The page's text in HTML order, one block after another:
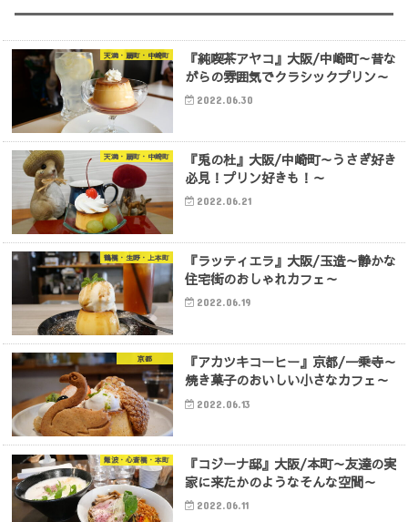
天満・扇町・中崎町
『純喫茶アヤコ』大阪/中崎町～昔な
がらの雰囲気でクラシックプリン～
2022.06.30
天満・扇町・中崎町
『兎の杜』大阪/中崎町～うさぎ好き
必見！プリン好きも！～
2022.06.21
鶴橋・生野・上本町
『ラッティエラ』大阪/玉造～静かな
住宅街のおしゃれカフェ～
2022.06.19
京都
『アカツキコーヒー』京都/一乗寺～
焼き菓子のおいしい小さなカフェ～
2022.06.13
難波・心斎橋・本町
『コジーナ邸』大阪/本町～友達の実
家に来たかのようなそんな空間～
2022.06.11